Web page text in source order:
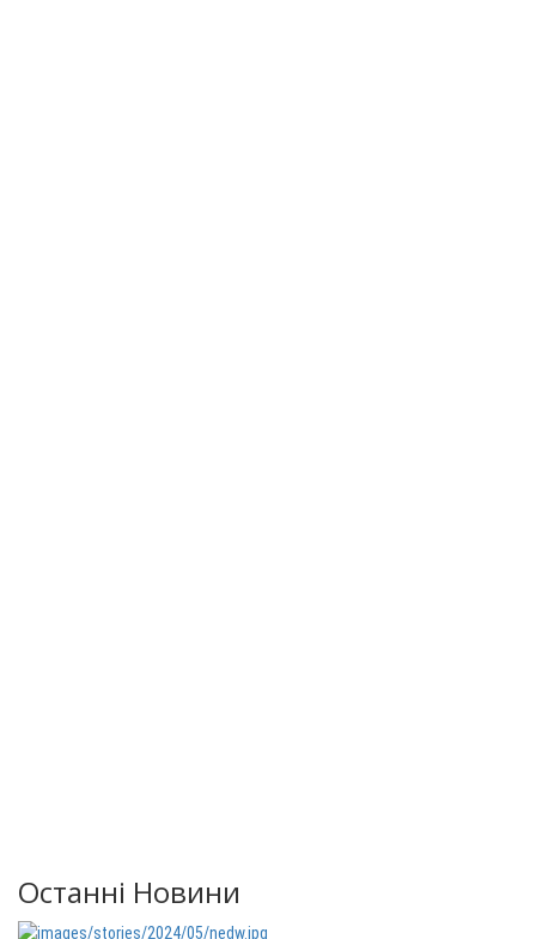
Останні Новини